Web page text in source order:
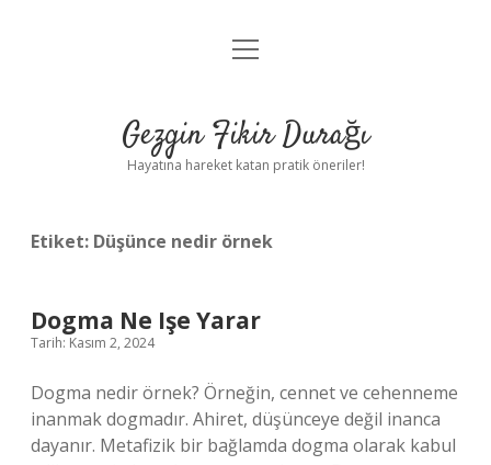
Anasayfa
Yasal Uyarı
menüyü
Gezgin Fikir Durağı
Hayatına hareket katan pratik öneriler!
Etiket: Düşünce nedir örnek
Dogma Ne Işe Yarar
Tarih: Kasım 2, 2024
Dogma nedir örnek? Örneğin, cennet ve cehenneme
inanmak dogmadır. Ahiret, düşünceye değil inanca
dayanır. Metafizik bir bağlamda dogma olarak kabul